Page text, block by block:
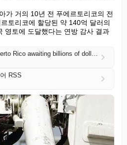
가 거의 10년 전 푸에르토리코의 전
토리코에 할당된 약 140억 달러의
영토에 도달했다는 연방 감사 결과
Federal audit finds Puerto Rico awaiting billions of dollars nearly a decade after deadly hurricane
RSS